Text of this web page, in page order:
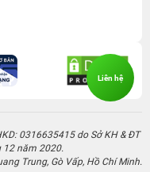
0316635415 do Sở KH & ĐT
12 năm 2020.
Trung, Gò Vấp, Hồ Chí Minh.
Liên hệ